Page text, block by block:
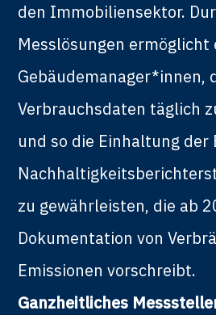
den Immobiliensektor.
Messlösungen ermöglicht
Gebäudemanager*innen,
Verbrauchsdaten täglich
und so die Einhaltung der
zu gewährleisten, die ab
Dokumentation von
Emissionen vorschreibt.
Ganzheitliches